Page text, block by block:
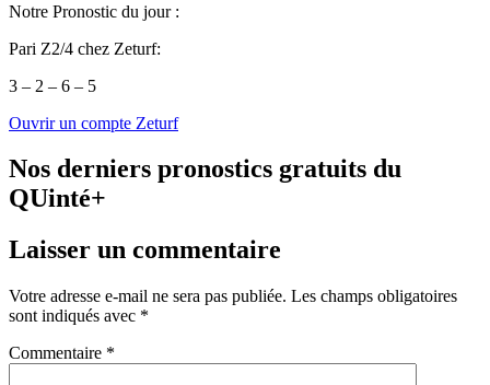
Notre Pronostic du jour :
Pari Z2/4 chez Zeturf:
3 – 2 – 6 – 5
Ouvrir un compte Zeturf
Nos derniers pronostics gratuits du
QUinté+
Laisser un commentaire
Votre adresse e-mail ne sera pas publiée. Les champs obligatoires
sont indiqués avec *
Commentaire *